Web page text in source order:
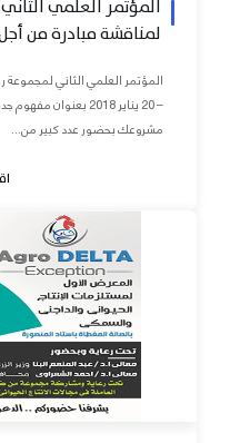
المؤتمر العلمي
لمناقشة مبادرة من
– 20 يناير 2018
مشروعك بحضور عدد كبير من...